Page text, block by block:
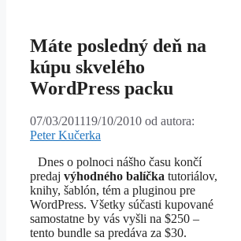
Máte posledný deň na
kúpu skvelého
WordPress packu
07/03/201119/10/2010 od autora:
Peter Kučerka
Dnes o polnoci nášho času končí
predaj výhodného balíčka tutoriálov,
knihy, šablón, tém a pluginou pre
WordPress. Všetky súčasti kupované
samostatne by vás vyšli na $250 –
tento bundle sa predáva za $30.